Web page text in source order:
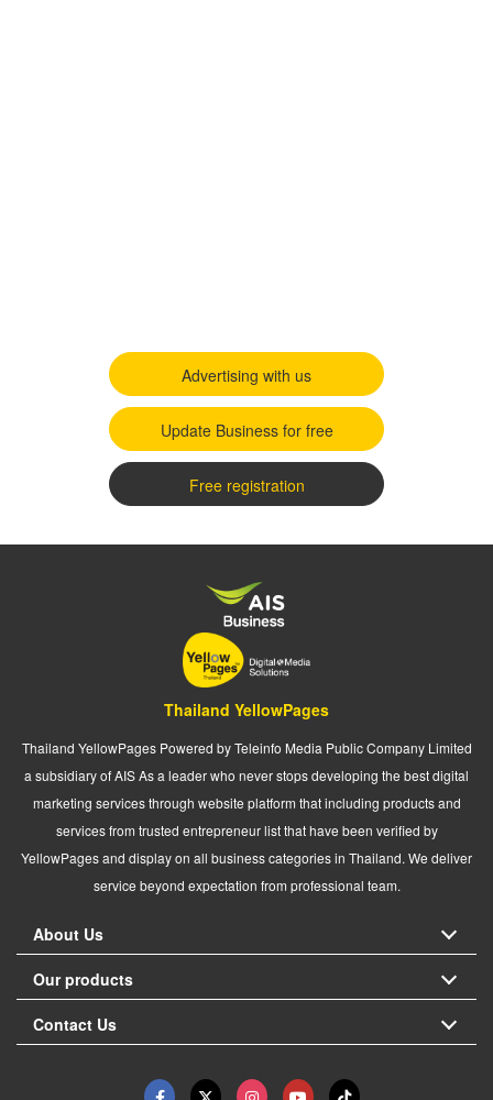
Advertising with us
Update Business for free
Free registration
Thailand YellowPages
Thailand YellowPages Powered by Teleinfo Media Public Company Limited
a subsidiary of AIS As a leader who never stops developing the best digital
marketing services through website platform that including products and
services from trusted entrepreneur list that have been verified by
YellowPages and display on all business categories in Thailand. We deliver
service beyond expectation from professional team.
About Us
Our products
Contact Us